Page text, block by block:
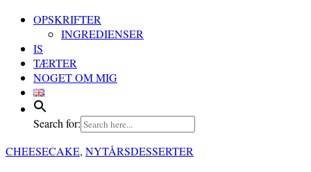
OPSKRIFTER
INGREDIENSER
IS
TÆRTER
NOGET OM MIG
Search for:
CHEESECAKE, NYTÅRSDESSERTER